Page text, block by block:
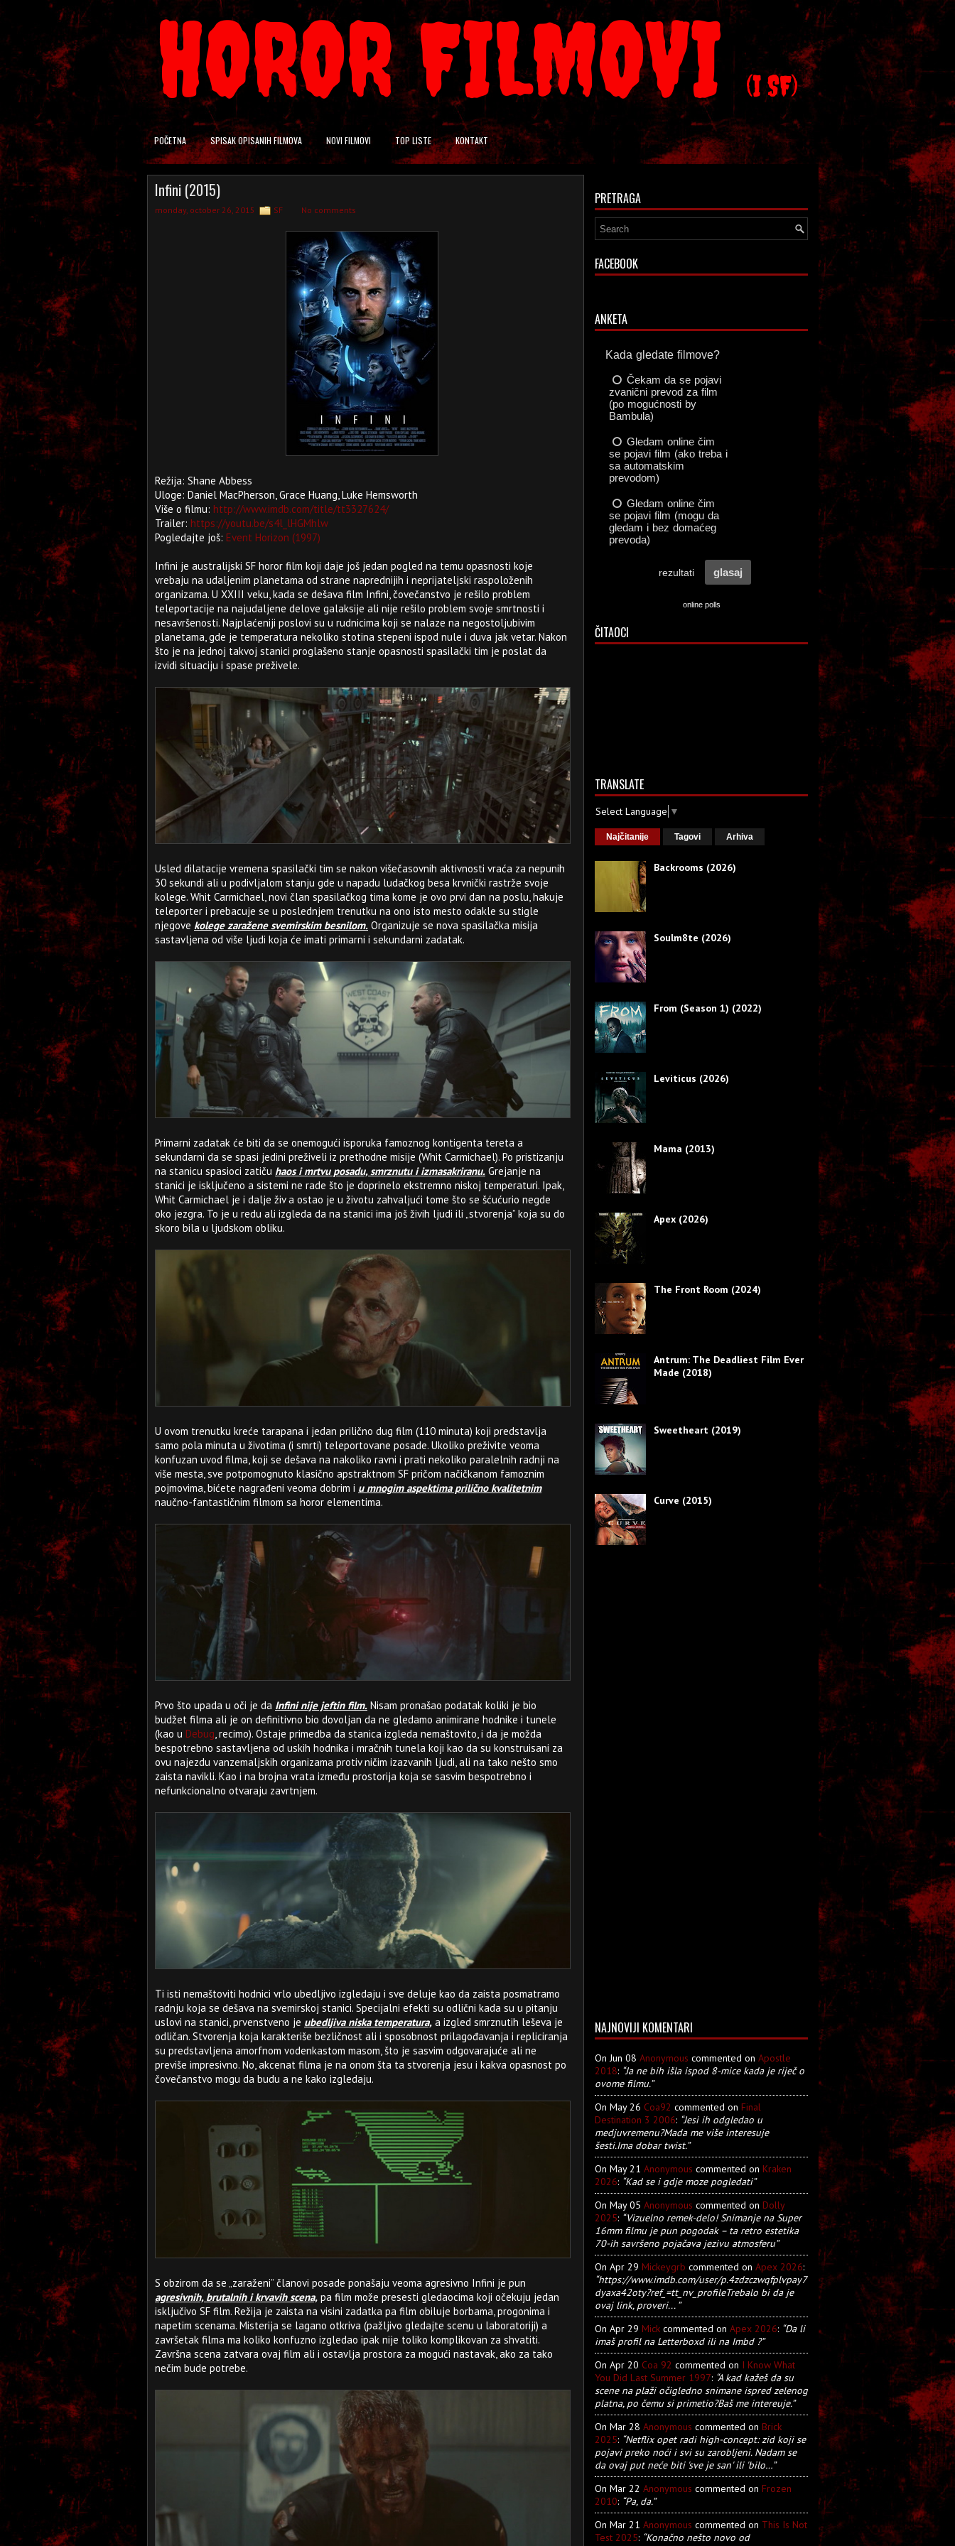
HOROR FILMOVI(I SF)
POČETNA SPISAK OPISANIH FILMOVA NOVI FILMOVI TOP LISTE KONTAKT
Infini (2015)
monday, october 26, 2015 SF No comments
Režija: Shane Abbess
Uloge: Daniel MacPherson, Grace Huang, Luke Hemsworth
Više o filmu: http://www.imdb.com/title/tt3327624/
Trailer: https://youtu.be/s4l_lHGMhlw
Pogledajte još: Event Horizon (1997)
Infini je australijski SF horor film koji daje još jedan pogled na temu opasnosti koje
vrebaju na udaljenim planetama od strane naprednijih i neprijateljski raspoloženih
organizama. U XXIII veku, kada se dešava film Infini, čovečanstvo je rešilo problem
teleportacije na najudaljene delove galaksije ali nije rešilo problem svoje smrtnosti i
nesavršenosti. Najplaćeniji poslovi su u rudnicima koji se nalaze na negostoljubivim
planetama, gde je temperatura nekoliko stotina stepeni ispod nule i duva jak vetar. Nakon
što je na jednoj takvoj stanici proglašeno stanje opasnosti spasilački tim je poslat da
izvidi situaciju i spase preživele.
Usled dilatacije vremena spasilački tim se nakon višečasovnih aktivnosti vraća za nepunih
30 sekundi ali u podivljalom stanju gde u napadu ludačkog besa krvnički rastrže svoje
kolege. Whit Carmichael, novi član spasilačkog tima kome je ovo prvi dan na poslu, hakuje
teleporter i prebacuje se u poslednjem trenutku na ono isto mesto odakle su stigle
njegove kolege zaražene svemirskim besnilom. Organizuje se nova spasilačka misija
sastavljena od više ljudi koja će imati primarni i sekundarni zadatak.
Primarni zadatak će biti da se onemogući isporuka famoznog kontigenta tereta a
sekundarni da se spasi jedini preživeli iz prethodne misije (Whit Carmichael). Po pristizanju
na stanicu spasioci zatiču haos i mrtvu posadu, smrznutu i izmasakriranu. Grejanje na
stanici je isključeno a sistemi ne rade što je doprinelo ekstremno niskoj temperaturi. Ipak,
Whit Carmichael je i dalje živ a ostao je u životu zahvaljući tome što se šćućurio negde
oko jezgra. To je u redu ali izgleda da na stanici ima još živih ljudi ili „stvorenja” koja su do
skoro bila u ljudskom obliku.
U ovom trenutku kreće tarapana i jedan prilično dug film (110 minuta) koji predstavlja
samo pola minuta u životima (i smrti) teleportovane posade. Ukoliko preživite veoma
konfuzan uvod filma, koji se dešava na nakoliko ravni i prati nekoliko paralelnih radnji na
više mesta, sve potpomognuto klasično apstraktnom SF pričom načičkanom famoznim
pojmovima, bićete nagrađeni veoma dobrim i u mnogim aspektima prilično kvalitetnim
naučno-fantastičnim filmom sa horor elementima.
Prvo što upada u oči je da Infini nije jeftin film. Nisam pronašao podatak koliki je bio
budžet filma ali je on definitivno bio dovoljan da ne gledamo animirane hodnike i tunele
(kao u Debug, recimo). Ostaje primedba da stanica izgleda nemaštovito, i da je možda
bespotrebno sastavljena od uskih hodnika i mračnih tunela koji kao da su konstruisani za
ovu najezdu vanzemaljskih organizama protiv ničim izazvanih ljudi, ali na tako nešto smo
zaista navikli. Kao i na brojna vrata između prostorija koja se sasvim bespotrebno i
nefunkcionalno otvaraju zavrtnjem.
Ti isti nemaštoviti hodnici vrlo ubedljivo izgledaju i sve deluje kao da zaista posmatramo
radnju koja se dešava na svemirskoj stanici. Specijalni efekti su odlični kada su u pitanju
uslovi na stanici, prvenstveno je ubedljiva niska temperatura, a izgled smrznutih leševa je
odličan. Stvorenja koja karakteriše bezličnost ali i sposobnost prilagođavanja i repliciranja
su predstavljena amorfnom vodenkastom masom, što je sasvim odgovarajuće ali ne
previše impresivno. No, akcenat filma je na onom šta ta stvorenja jesu i kakva opasnost po
čovečanstvo mogu da budu a ne kako izgledaju.
S obzirom da se „zaraženi” članovi posade ponašaju veoma agresivno Infini je pun
agresivnih, brutalnih i krvavih scena, pa film može presesti gledaocima koji očekuju jedan
isključivo SF film. Režija je zaista na visini zadatka pa film obiluje borbama, progonima i
napetim scenama. Misterija se lagano otkriva (pažljivo gledajte scenu u laboratoriji) a
završetak filma ma koliko konfuzno izgledao ipak nije toliko komplikovan za shvatiti.
Završna scena zatvara ovaj film ali i ostavlja prostora za mogući nastavak, ako za tako
nečim bude potrebe.
PRETRAGA
FACEBOOK
ANKETA
online polls
ČITAOCI
TRANSLATE
Select Language ▼
Najčitanije Tagovi Arhiva
Backrooms (2026)
Soulm8te (2026)
From (Season 1) (2022)
Leviticus (2026)
Mama (2013)
Apex (2026)
The Front Room (2024)
Antrum: The Deadliest Film Ever
Made (2018)
Sweetheart (2019)
Curve (2015)
NAJNOVIJI KOMENTARI
On Jun 08 Anonymous commented on Apostle
2018: “Ja ne bih išla ispod 8-mice kada je riječ o
ovome filmu.”
On May 26 Coa92 commented on Final
Destination 3 2006: “Jesi ih odgledao u
medjuvremenu?Mada me više interesuje
šesti.Ima dobar twist.”
On May 21 Anonymous commented on Kraken
2026: “Kad se i gdje moze pogledati”
On May 05 Anonymous commented on Dolly
2025: “Vizuelno remek-delo! Snimanje na Super
16mm filmu je pun pogodak – ta retro estetika
70-ih savršeno pojačava jezivu atmosferu”
On Apr 29 Mickeygrb commented on Apex 2026:
“https://www.imdb.com/user/p.4zdzczwqfplvpay7
dyaxa42oty?ref_=tt_nv_profileTrebalo bi da je
ovaj link, proveri... ”
On Apr 29 Mick commented on Apex 2026: “Da li
imaš profil na Letterboxd ili na Imbd ?”
On Apr 20 Coa 92 commented on I Know What
You Did Last Summer 1997: “A kad kažeš da su
scene na plaži očigledno snimane ispred zelenog
platna, po čemu si primetio?Baš me intereuje.”
On Mar 28 Anonymous commented on Brick
2025: “Netflix opet radi high-concept: zid koji se
pojavi preko noći i svi su zarobljeni. Nadam se
da ovaj put neće biti 'sve je san' ili 'bilo…”
On Mar 22 Anonymous commented on Frozen
2010: “Pa, da.”
On Mar 21 Anonymous commented on This Is Not
Test 2025: “Konačno nešto novo od